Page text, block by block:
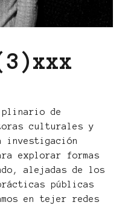
de
culturales y
investigación
explorar formas
alejadas de los
públicas
en tejer redes